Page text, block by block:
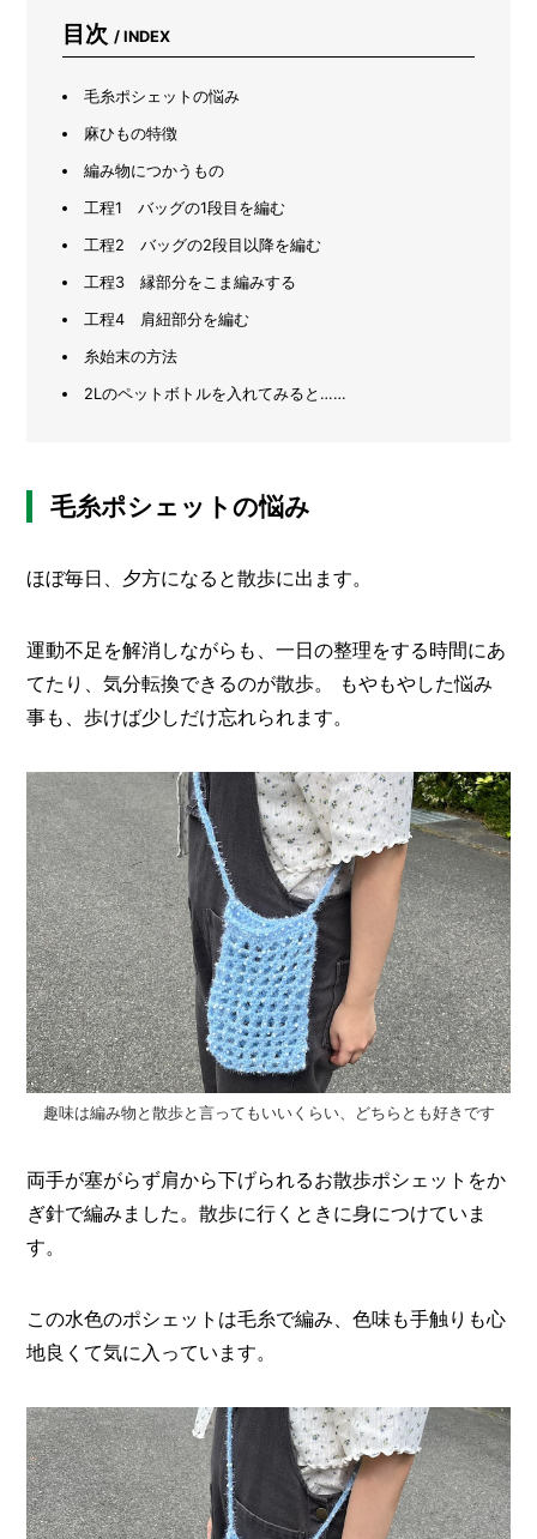
N
エ
イ
タ
ー /
R
E
A
T
O
R
ユ
ー
ザ
ー /
C
U
S
T
E
R
ス
フ /
C
N
Z
-
S
T
目次 / INDEX
毛糸ポシェットの悩み
麻ひもの特徴
編み物につかうもの
工程1 バッグの1段目を編む
工程2 バッグの2段目以降を編む
工程3 縁部分をこま編みする
工程4 肩紐部分を編む
糸始末の方法
2Lのペットボトルを入れてみると……
毛糸ポシェットの悩み
ほぼ毎日、夕方になると散歩に出ます。
運動不足を解消しながらも、一日の整理をする時間にあ
てたり、気分転換できるのが散歩。 もやもやした悩み
事も、歩けば少しだけ忘れられます。
趣味は編み物と散歩と言ってもいいくらい、どちらとも好きです
両手が塞がらず肩から下げられるお散歩ポシェットをか
ぎ針で編みました。散歩に行くときに身につけていま
す。
この水色のポシェットは毛糸で編み、色味も手触りも心
地良くて気に入っています。